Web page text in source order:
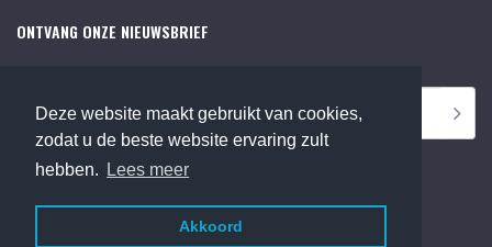
Deze website maakt gebruikt van cookies,
zodat u de beste website ervaring zult
hebben.
Lees meer
Akkoord
ONTVANG ONZE NIEUWSBRIEF
©2018 Online Museum de Bilt. Alle rechten voorbehouden.